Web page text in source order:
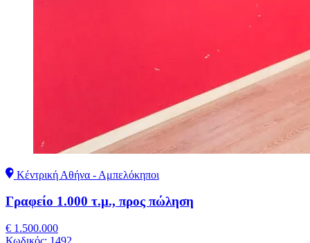
Κέντρική Αθήνα - Αμπελόκηποι
Γραφείο 1.000 τ.μ., προς πώληση
€ 1.500.000